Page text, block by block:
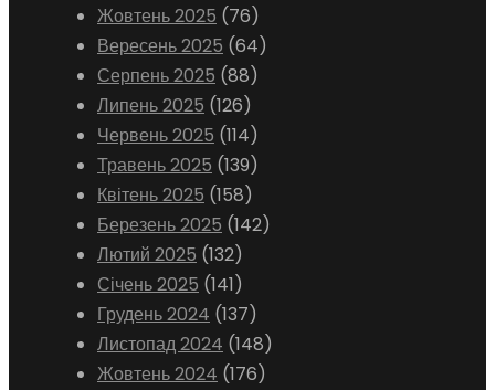
Жовтень 2025 (76)
Вересень 2025 (64)
Серпень 2025 (88)
Липень 2025 (126)
Червень 2025 (114)
Травень 2025 (139)
Квітень 2025 (158)
Березень 2025 (142)
Лютий 2025 (132)
Січень 2025 (141)
Грудень 2024 (137)
Листопад 2024 (148)
Жовтень 2024 (176)